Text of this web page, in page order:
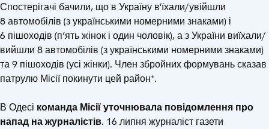
Спостерігачі бачили, що в Україну в'їхали/увійшли
8 автомобілів (з українськими номерними знаками) і
6 пішоходів (п’ять жінок і один чоловік), а з України виїхали/
вийшли 8 автомобілів (з українськими номерними знаками)
та 9 пішоходів (усі жінки). Член збройних формувань сказав
патрулю Місії покинути цей район*.
В Одесі команда Місії уточнювала повідомлення про
напад на журналістів. 16 липня журналіст газети